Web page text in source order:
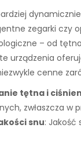
zegarki czy
– od
urządzenia
cenne
tętna i
zwłaszcza w
snu: Jakość